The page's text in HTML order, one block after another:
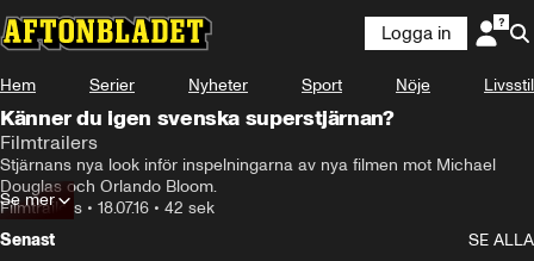
Logga in
Hem Serier Nyheter Sport Nöje Livsstil
Känner du igen svenska superstjärnan?
Filmtrailers
Stjärnans nya look inför inspelningarna av nya filmen mot Michael
Douglas och Orlando Bloom.
Filmtrailers • 18.07.16 • 42 sek
Se mer
Senast
SE ALLA